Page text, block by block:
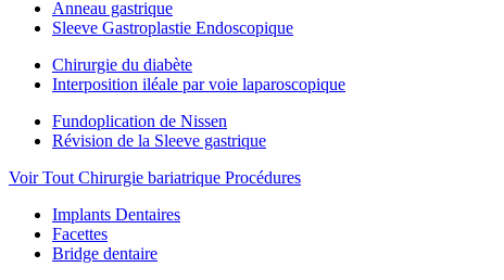
Anneau gastrique
Sleeve Gastroplastie Endoscopique
Chirurgie du diabète
Interposition iléale par voie laparoscopique
Fundoplication de Nissen
Révision de la Sleeve gastrique
Voir Tout Chirurgie bariatrique Procédures
Implants Dentaires
Facettes
Bridge dentaire